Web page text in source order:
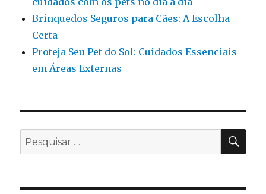
Brinquedos Seguros para Cães: A Escolha
Certa
Proteja Seu Pet do Sol: Cuidados Essenciais
em Áreas Externas
Pesquisar
por: